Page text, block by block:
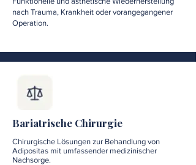
nach Trauma, Krankheit oder vorangegangener
Operation.
Bariatrische Chirurgie
Chirurgische Lösungen zur Behandlung von
Adipositas mit umfassender medizinischer
Nachsorge.